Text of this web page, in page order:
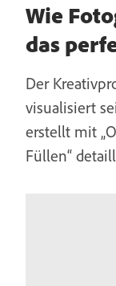
Wie
das
Der
visualisiert
erstellt mit
Füllen“